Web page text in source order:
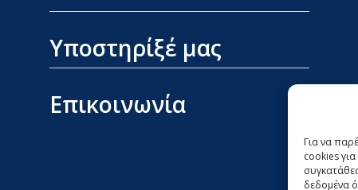
Για να
cookies
δεδομένα
Υποστηρίξέ μας
Επικοινωνία